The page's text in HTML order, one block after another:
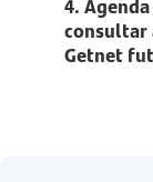
4.
consultar
Getnet